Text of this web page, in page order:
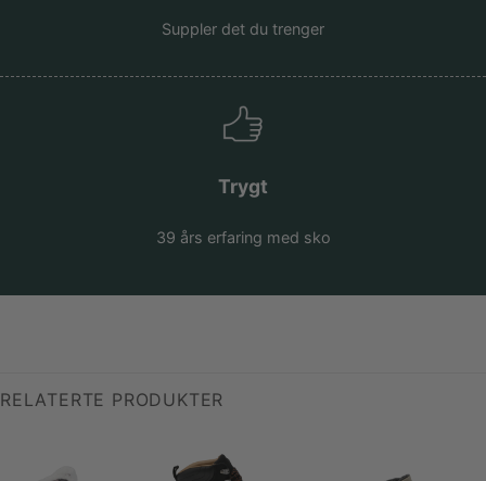
Suppler det du trenger
Trygt
39 års erfaring med sko
RELATERTE PRODUKTER